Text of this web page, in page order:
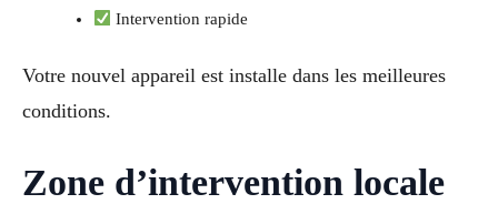
Intervention rapide
Votre nouvel appareil est installe dans les meilleures
conditions.
Zone d’intervention locale